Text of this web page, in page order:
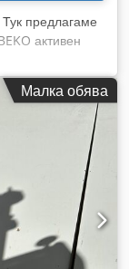
Тук предлагаме
активен
филтър за
20 FM
CLEARPOINT
възможни!)
сме на
Малка обява